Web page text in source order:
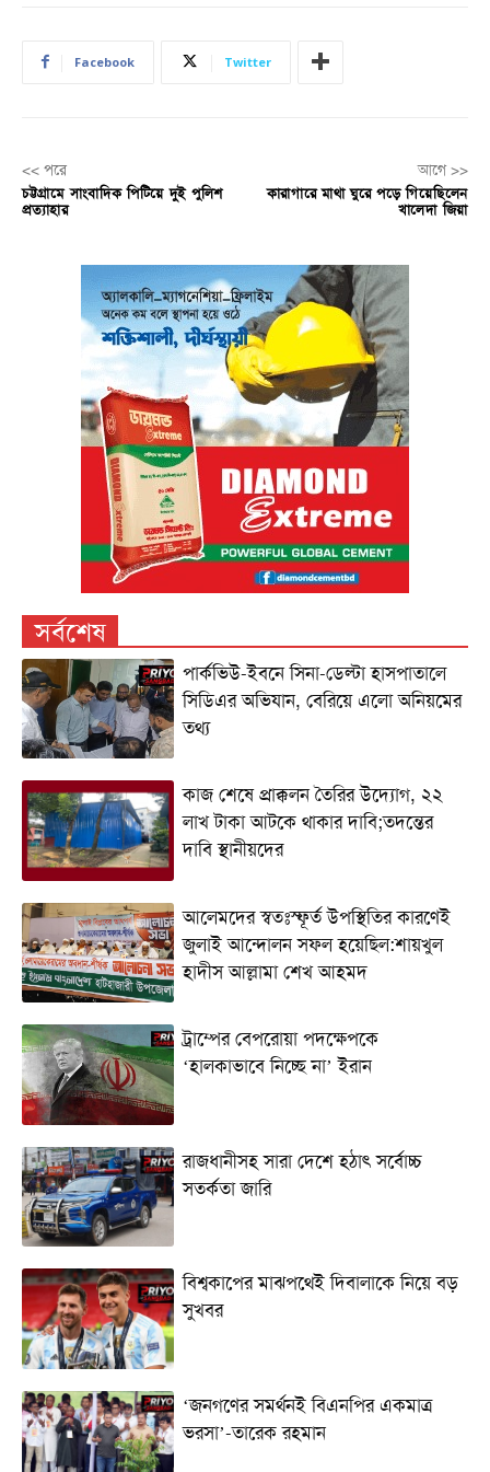
Facebook Twitter
<< পরে
চট্টগ্রামে সাংবাদিক পিটিয়ে দুই পুলিশ
প্রত্যাহার
আগে >>
কারাগারে মাথা ঘুরে পড়ে গিয়েছিলেন
খালেদা জিয়া
সর্বশেষ
পার্কভিউ-ইবনে সিনা-ডেল্টা হাসপাতালে
সিডিএর অভিযান, বেরিয়ে এলো অনিয়মের
তথ্য
কাজ শেষে প্রাক্কলন তৈরির উদ্যোগ, ২২
লাখ টাকা আটকে থাকার দাবি;তদন্তের
দাবি স্থানীয়দের
আলেমদের স্বতঃস্ফূর্ত উপস্থিতির কারণেই
জুলাই আন্দোলন সফল হয়েছিল:শায়খুল
হাদীস আল্লামা শেখ আহমদ
ট্রাম্পের বেপরোয়া পদক্ষেপকে
‘হালকাভাবে নিচ্ছে না’ ইরান
রাজধানীসহ সারা দেশে হঠাৎ সর্বোচ্চ
সতর্কতা জা‌রি
বিশ্বকাপের মাঝপথেই দিবালাকে নিয়ে বড়
সুখবর
‘জনগণের সমর্থনই বিএনপির একমাত্র
ভরসা’-তারেক রহমান